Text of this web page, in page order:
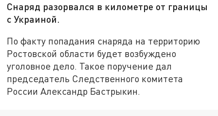
Снаряд разорвался в километре от границы
с Украиной.
По факту попадания снаряда на территорию
Ростовской области будет возбуждено
уголовное дело. Такое поручение дал
председатель Следственного комитета
России Александр Бастрыкин.